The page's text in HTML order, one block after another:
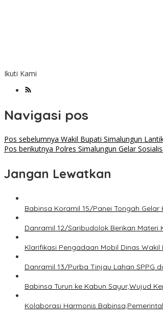
Ikuti Kami
Navigasi pos
Pos sebelumnya Wakil Bupati Simalungun
Pos berikutnya Polres Simalungun Gelar
Jangan Lewatkan
Babinsa Koramil 15/Panei Tongah
Danramil 12/Saribudolok Berikan Materi
Klarifikasi Pengadaan Mobil Dinas Wakil
Danramil 13/Purba Tinjau Lahan SPPG
Babinsa Turun ke Kabun Sayur,Wujud
Kolaborasi Harmonis